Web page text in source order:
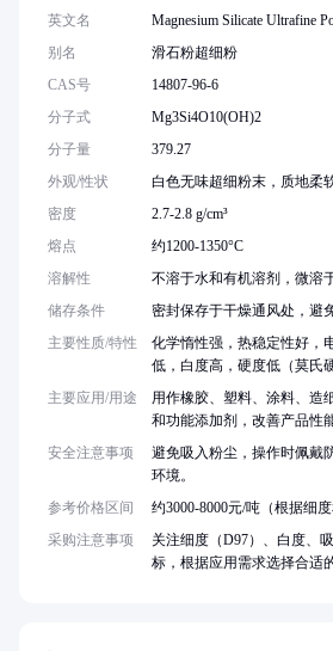
英文名
Magnesium Silicate Ultrafine
别名
滑石粉超细粉
CAS号
14807-96-6
分子式
Mg3Si4O10(OH)2
分子量
379.27
外观/性状
白色无味超细粉末，质地柔
密度
2.7-2.8 g/cm³
熔点
约1200-1350°C
溶解性
不溶于水和有机溶剂，微溶
储存条件
密封保存于干燥通风处，避
主要性质/特性
化学惰性强，热稳定性好，
低，白度高，硬度低（莫氏
主要应用/用途
用作橡胶、塑料、涂料、造
和功能添加剂，改善产品性能
安全注意事项
避免吸入粉尘，操作时佩戴
环境。
参考价格区间
约3000-8000元/吨（根据细度
采购注意事项
关注细度（D97）、白度、
标，根据应用需求选择合适